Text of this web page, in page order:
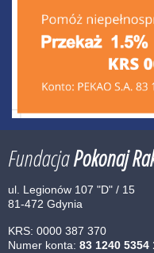
FundacjaPokonaj
ul. Legionów 107 "D" / 15
81-472 Gdynia
KRS: 0000 387 370
Numer konta: 83 1240 5354